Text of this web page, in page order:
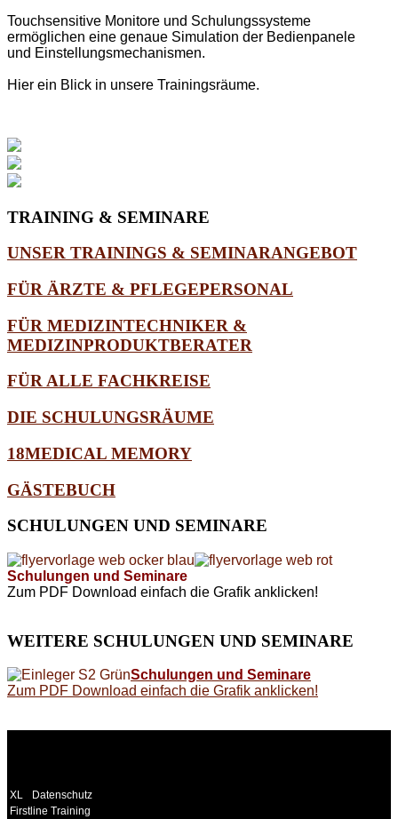
Touchsensitive Monitore und Schulungssysteme
ermöglichen eine genaue Simulation der Bedienpanele
und Einstellungsmechanismen.
Hier ein Blick in unsere Trainingsräume.
TRAINING & SEMINARE
UNSER TRAININGS & SEMINARANGEBOT
FÜR ÄRZTE & PFLEGEPERSONAL
FÜR MEDIZINTECHNIKER &
MEDIZINPRODUKTBERATER
FÜR ALLE FACHKREISE
DIE SCHULUNGSRÄUME
18MEDICAL MEMORY
GÄSTEBUCH
SCHULUNGEN UND SEMINARE
Schulungen und Seminare
Zum PDF Download einfach die Grafik anklicken!
WEITERE SCHULUNGEN UND SEMINARE
Schulungen und Seminare
Zum PDF Download einfach die Grafik anklicken!
XL
Datenschutz
Firstline Training